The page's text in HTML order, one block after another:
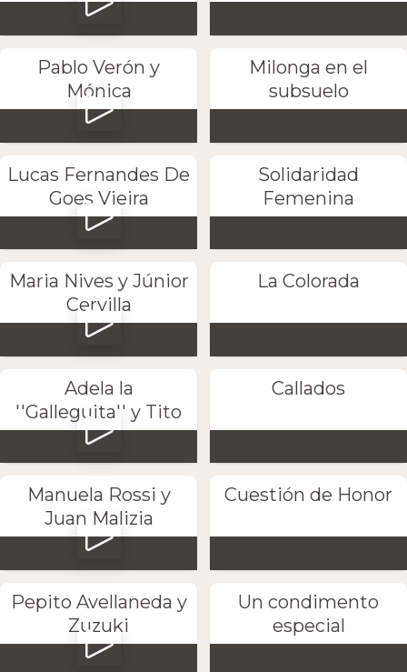
Pablo Verón y
Mónica
Milonga en el
subsuelo
Lucas Fernandes De
Goes Vieira
Solidaridad
Femenina
Maria Nives y Júnior
Cervilla
La Colorada
Adela la
''Galleguita'' y Tito
Callados
Manuela Rossi y
Juan Malizia
Cuestión de Honor
Pepito Avellaneda y
Zuzuki
Un condimento
especial